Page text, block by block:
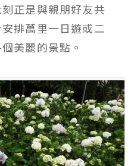
正是與親朋好友共
排萬里一日遊或二
美麗的景點。